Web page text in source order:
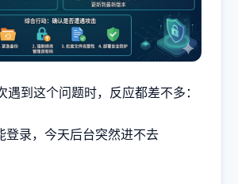
遇到这个问题时，反应都差不多：
登录，今天后台突然进不去